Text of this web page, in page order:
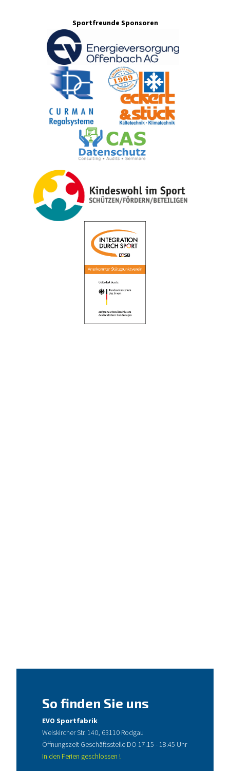
Sportfreunde Sponsoren
So finden Sie uns
EVO Sportfabrik
Weiskircher Str. 140, 63110 Rodgau
Öffnungszeit Geschäftsstelle DO 17.15 - 18.45 Uhr
In den Ferien geschlossen !